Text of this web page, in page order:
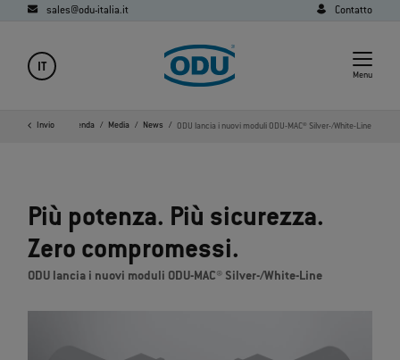
sales@odu-italia.it Contatto
IT
Menu
Invio
Home Azienda Media News ODU lancia i nuovi moduli ODU-MAC® Silver-/White-Line
Più potenza. Più sicurezza.
Zero compromessi.
ODU lancia i nuovi moduli ODU-MAC® Silver-/White-Line